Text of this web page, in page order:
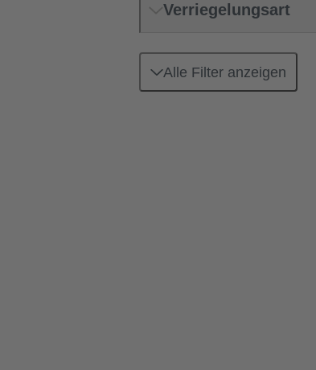
Verriegelungsart
Alle Filter anzeigen